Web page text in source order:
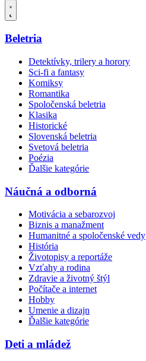
Beletria
Detektívky, trilery a horory
Sci-fi a fantasy
Komiksy
Romantika
Spoločenská beletria
Klasika
Historické
Slovenská beletria
Svetová beletria
Poézia
Ďalšie kategórie
Náučná a odborná
Motivácia a sebarozvoj
Biznis a manažment
Humanitné a spoločenské vedy
História
Životopisy a reportáže
Vzťahy a rodina
Zdravie a životný štýl
Počítače a internet
Hobby
Umenie a dizajn
Ďalšie kategórie
Deti a mládež